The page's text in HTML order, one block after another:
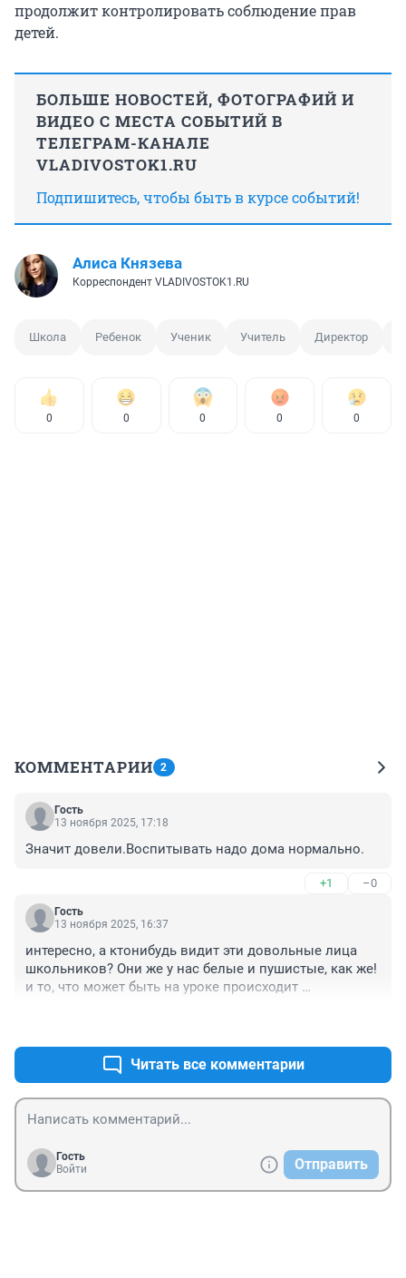
продолжит контролировать соблюдение прав
детей.
БОЛЬШЕ НОВОСТЕЙ, ФОТОГРАФИЙ И
ВИДЕО С МЕСТА СОБЫТИЙ В
ТЕЛЕГРАМ-КАНАЛЕ
VLADIVOSTOK1.RU
Подпишитесь, чтобы быть в курсе событий!
Алиса Князева
Корреспондент VLADIVOSTOK1.RU
Школа Ребенок Ученик Учитель Директор
0 0 0 0 0
КОММЕНТАРИИ 2
Гость
13 ноября 2025, 17:18
Значит довели.Воспитывать надо дома нормально.
+1 –0
Гость
13 ноября 2025, 16:37
интересно, а ктонибудь видит эти довольные лица
школьников? Они же у нас белые и пушистые, как же!
и то, что может быть на уроке происходит
Читать все комментарии
Гость
Войти
Отправить